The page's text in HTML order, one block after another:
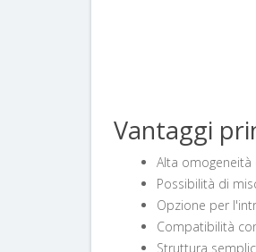
Vantaggi
Alta omogeneità
Possibilità di
Opzione per
Compatibilità
Struttura